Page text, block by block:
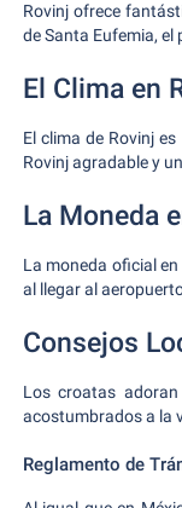
Rovinj ofrece
de Santa Eufemia, el
El Clima en
El clima de Rovinj
Rovinj agradable y
La Moneda
La moneda oficial
al llegar al
Consejos
Los croatas
acostumbrados a la
Reglamento de